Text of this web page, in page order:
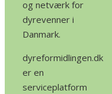
og netværk for
dyrevenner i
Danmark.
dyreformidlingen.dk
er en
serviceplatform